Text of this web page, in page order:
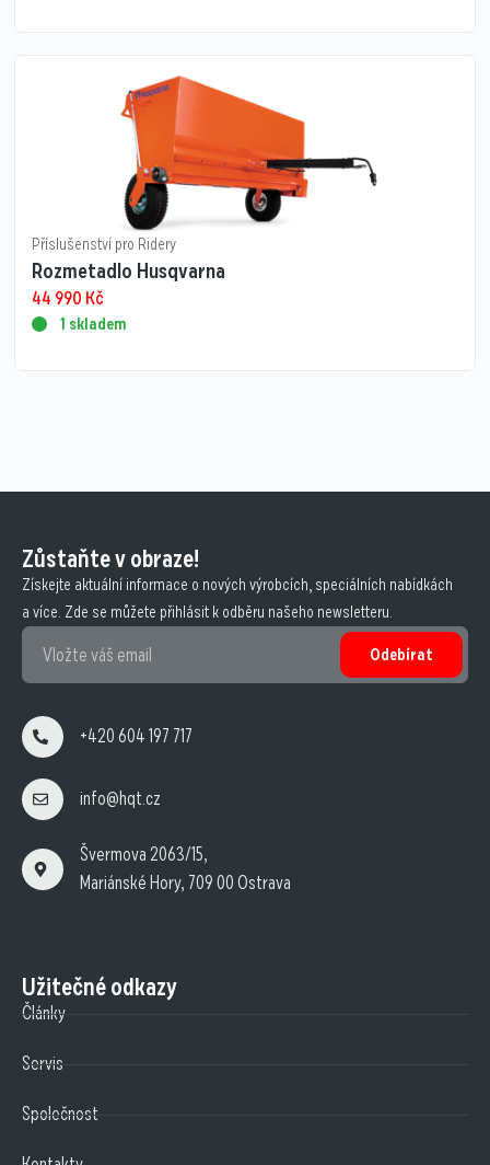
Příslušenství pro Ridery
Rozmetadlo Husqvarna
44 990 Kč
1 skladem
Zůstaňte v obraze!
Získejte aktuální informace o nových výrobcích, speciálních nabídkách
a více. Zde se můžete přihlásit k odběru našeho newsletteru.
Odebírat
+420 604 197 717
info@hqt.cz
Švermova 2063/15,
Mariánské Hory, 709 00 Ostrava
Užitečné odkazy
Články
Servis
Společnost